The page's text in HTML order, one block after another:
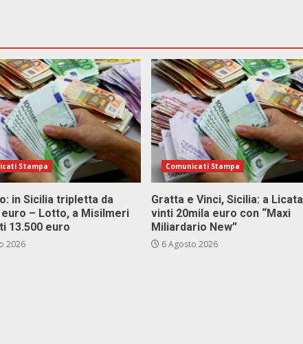
Stampa
in Sicilia tripletta da
euro – Lotto, a Misilmeri
13.500 euro
2026
Comunicati Stampa
Gratta e Vinci, Sicilia: a
vinti 20mila euro con “Maxi
Miliardario New”
6 Agosto 2026